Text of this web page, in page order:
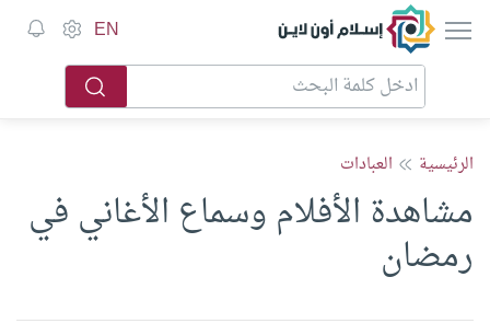
إسلام أون لاين EN
الرئيسية العبادات
مشاهدة الأفلام وسماع الأغاني في
رمضان